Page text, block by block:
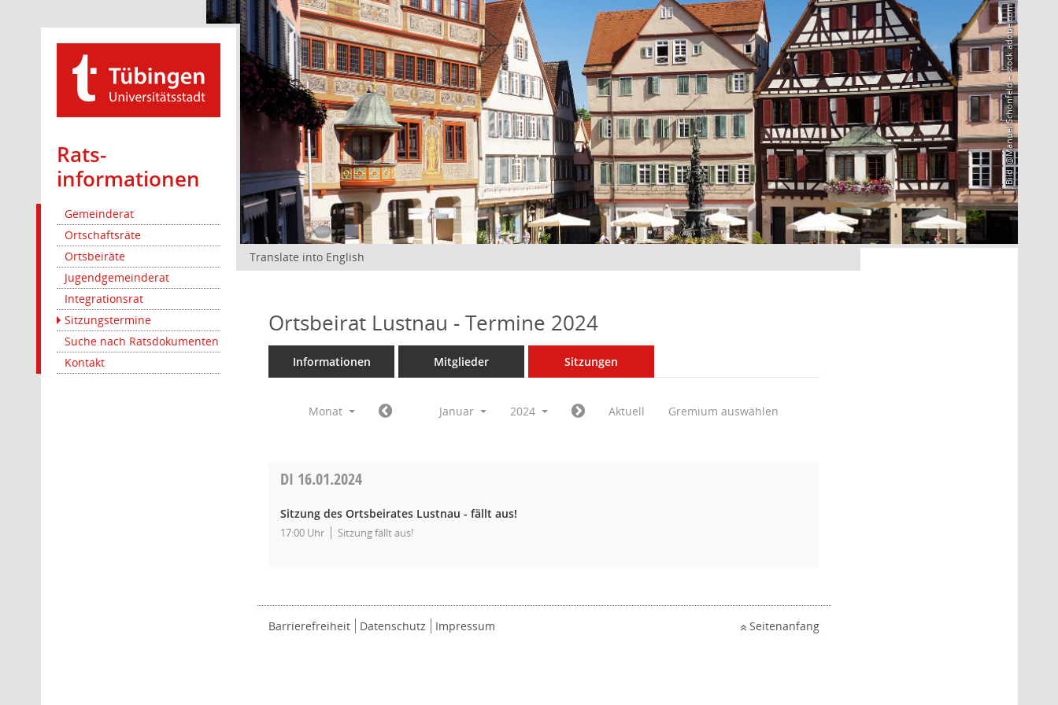
Rats­
informationen
Gemeinderat
Ortschaftsräte
Ortsbeiräte
Jugendgemeinderat
Integrationsrat
Sitzungstermine
Suche nach Ratsdokumenten
Kontakt
Bild: @Manuel Schönfeld – stock.adobe.com
Translate into English
Ortsbeirat Lustnau - Termine 2024
Informationen Mitglieder Sitzungen
Monat Januar 2024 Aktuell Gremium auswählen
DI 16.01.2024
Sitzung des Ortsbeirates Lustnau - fällt aus!
17:00 Uhr Sitzung fällt aus!
Barrierefreiheit Datenschutz Impressum Seitenanfang